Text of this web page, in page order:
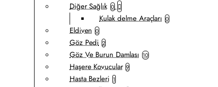
Diğer Sağlık 0
Kulak delme Araçları 0
Eldiven 0
Göz Pedi 2
Göz Ve Burun Damlası 10
Haşere Kovucular 9
Hasta Bezleri 1